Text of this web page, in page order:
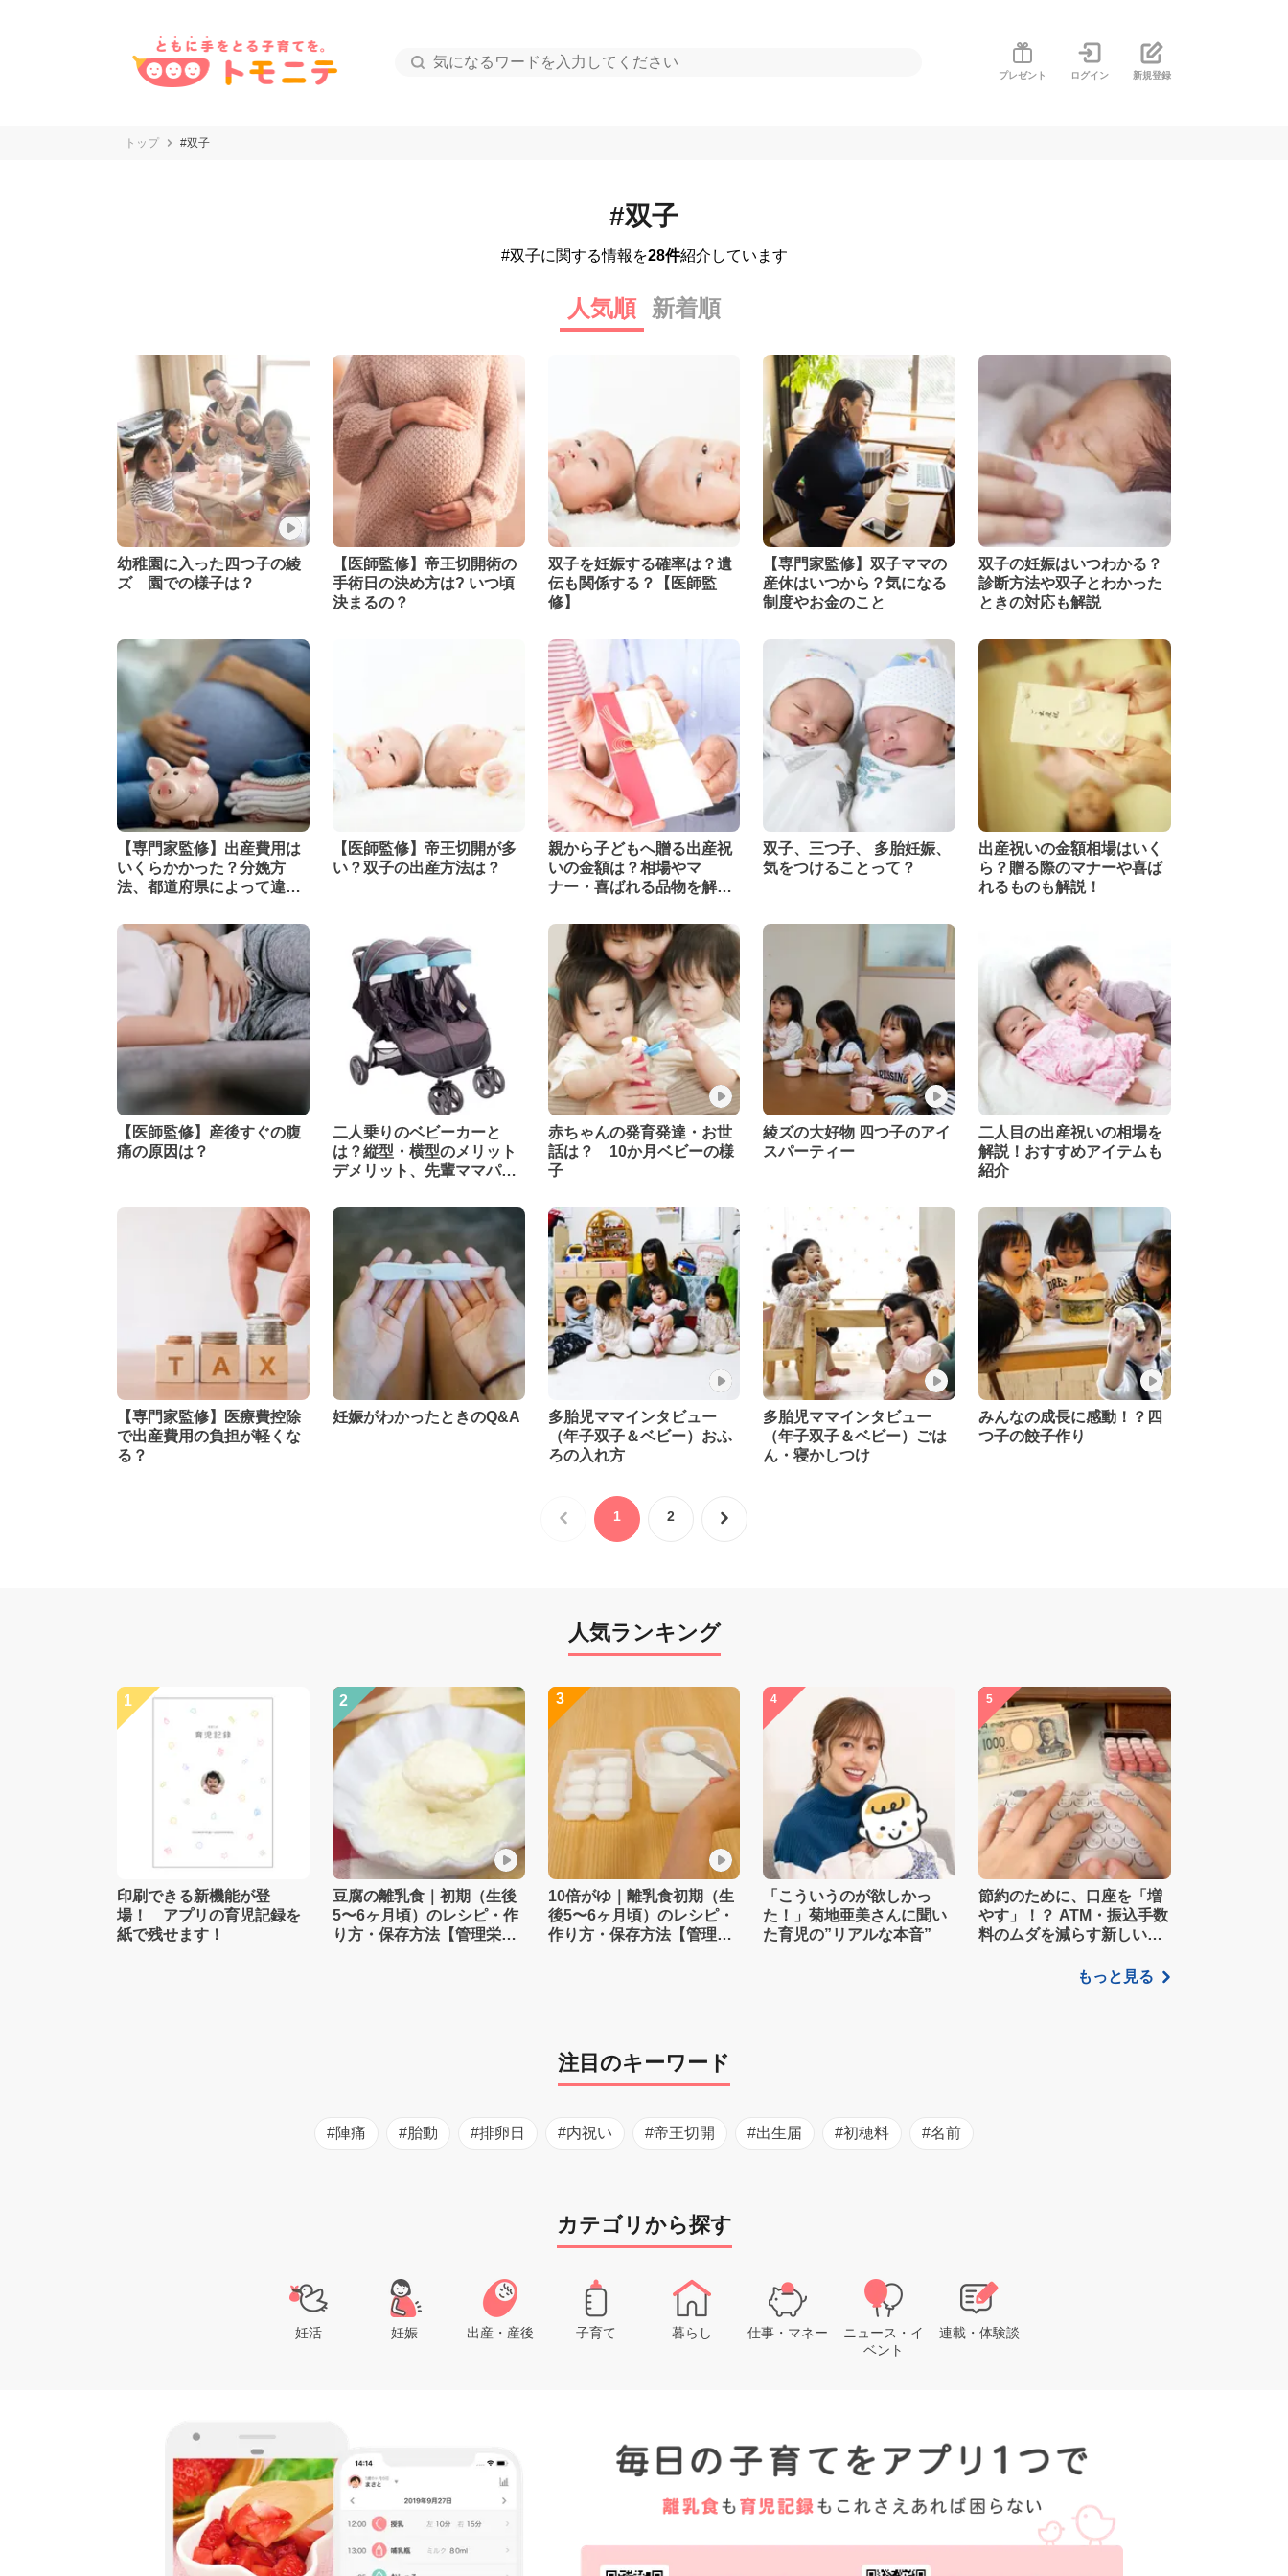
プレゼント ログイン 新規登録
トップ #双子
#双子
#双子に関する情報を28件紹介しています
人気順 新着順
幼稚園に入った四つ子の綾
ズ 園での様子は？
【医師監修】帝王切開術の
手術日の決め方は? いつ頃
決まるの？
双子を妊娠する確率は？遺
伝も関係する？【医師監
修】
【専門家監修】双子ママの
産休はいつから？気になる
制度やお金のこと
双子の妊娠はいつわかる？
診断方法や双子とわかった
ときの対応も解説
【専門家監修】出産費用は
いくらかかった？分娩方
法、都道府県によって違
【医師監修】帝王切開が多
い？双子の出産方法は？
親から子どもへ贈る出産祝
いの金額は？相場やマ
ナー・喜ばれる品物を解
双子、三つ子、 多胎妊娠、
気をつけることって？
出産祝いの金額相場はいく
ら？贈る際のマナーや喜ば
れるものも解説！
【医師監修】産後すぐの腹
痛の原因は？
二人乗りのベビーカーと
は？縦型・横型のメリット
デメリット、先輩ママパパ
赤ちゃんの発育発達・お世
話は？ 10か月ベビーの様
子
綾ズの大好物 四つ子のアイ
スパーティー
二人目の出産祝いの相場を
解説！おすすめアイテムも
紹介
【専門家監修】医療費控除
で出産費用の負担が軽くな
る？
妊娠がわかったときのQ&A
多胎児ママインタビュー
（年子双子＆ベビー）おふ
ろの入れ方
多胎児ママインタビュー
（年子双子＆ベビー）ごは
ん・寝かしつけ
みんなの成長に感動！？四
つ子の餃子作り
1 2
人気ランキング
1
印刷できる新機能が登
場！ アプリの育児記録を
紙で残せます！
2
豆腐の離乳食｜初期（生後
5〜6ヶ月頃）のレシピ・作
り方・保存方法【管理栄養
3
10倍がゆ｜離乳食初期（生
後5〜6ヶ月頃）のレシピ・
作り方・保存方法【管理栄
4
「こういうのが欲しかっ
た！」菊地亜美さんに聞い
た育児の”リアルな本音”
5
節約のために、口座を「増
やす」！？ ATM・振込手数
料のムダを減らす新しい家
もっと見る
注目のキーワード
#陣痛 #胎動 #排卵日 #内祝い #帝王切開 #出生届 #初穂料 #名前
カテゴリから探す
妊活 妊娠 出産・産後 子育て 暮らし 仕事・マネー
ニュース・イ
ベント
連載・体験談